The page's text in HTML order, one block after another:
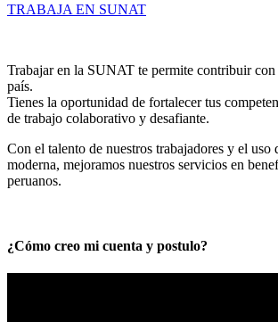
TRABAJA EN SUNAT
Trabajar en la SUNAT te permite contribuir con
país.
Tienes la oportunidad de fortalecer tus
de trabajo colaborativo y desafiante.
Con el talento de nuestros trabajadores y el uso
moderna, mejoramos nuestros servicios en
peruanos.
¿Cómo creo mi cuenta y postulo?